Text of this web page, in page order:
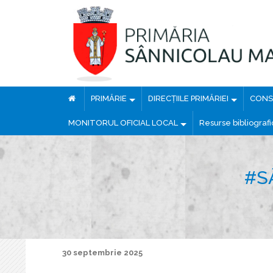
PRIMĂRIE DIRECȚIILE PRIMĂRIEI
MONITORUL OFICIAL LOCAL Resurse
30 septembrie 2025